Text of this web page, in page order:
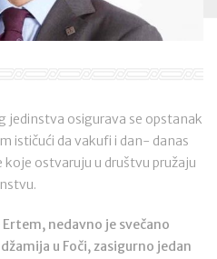
jedinstva osigurava se opstanak
ističući da vakufi i dan- danas
koje ostvaruju u društvu pružaju
nedavno je svečano
u Foči, zasigurno jedan